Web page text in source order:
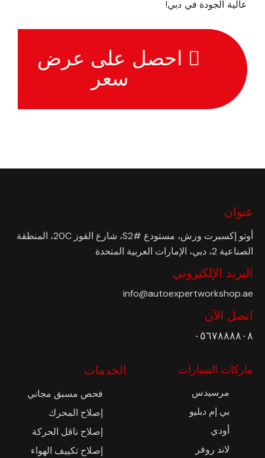
عالية الجودة في دبي!
احصل على عرض
سعر
عنوان
أوتو إكسبرت ورش، مستودع #S2، شارع القوز 20C، المنطقة
الصناعية 2، دبي، الإمارات العربية المتحدة
البريد الإلكتروني
info@autoexpertworkshop.ae
اتصل الآن
٠٥٦٧٨٨٨٨٠٨
ماركات السيارات
مرسيدس
بي إم دبليو
أودي
لاند روفر
الخدمات
فحص مسبق مجاني
إصلاح المحرك
إصلاح ناقل الحركة
إصلاح تكييف الهواء